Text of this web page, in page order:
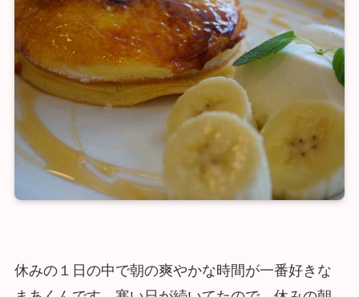
休みの１日の中で朝の爽やかな時間が一番好きな